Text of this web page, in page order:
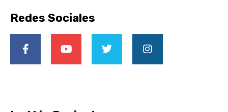
Redes Sociales